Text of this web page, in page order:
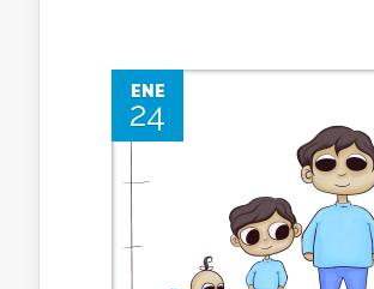
ENE
24